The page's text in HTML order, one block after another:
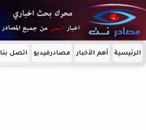
الرئيسية أهم الأخبار مصادرفيديو اتصل بنا